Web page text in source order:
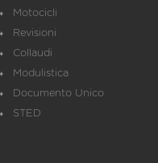
Motocicli
Revisioni
Collaudi
Modulistica
Documento Unico
STED